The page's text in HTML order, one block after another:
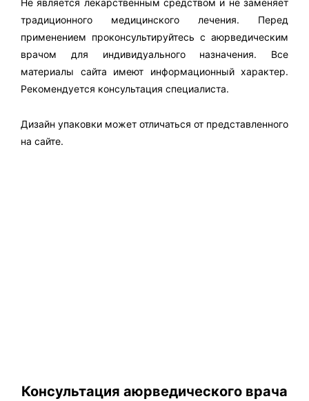
Не является лекарственным средством и не заменяет
традиционного медицинского лечения. Перед
применением проконсультируйтесь с аюрведическим
врачом для индивидуального назначения. Все
материалы сайта имеют информационный характер.
Рекомендуется консультация специалиста.
Дизайн упаковки может отличаться от представленного
на сайте.
Консультация аюрведического врача